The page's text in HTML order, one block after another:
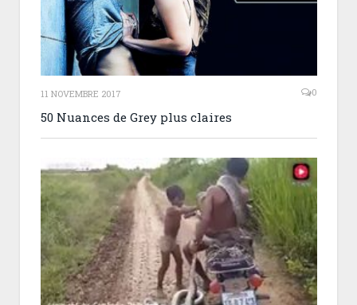
11 NOVEMBRE 2017 0
50 Nuances de Grey plus claires